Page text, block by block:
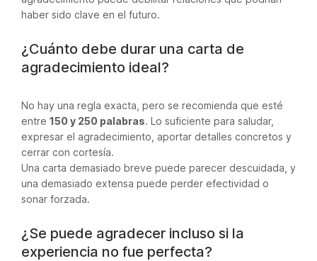
haber sido clave en el futuro.
¿Cuánto debe durar una carta de
agradecimiento ideal?
No hay una regla exacta, pero se recomienda que esté
entre 150 y 250 palabras. Lo suficiente para saludar,
expresar el agradecimiento, aportar detalles concretos y
cerrar con cortesía.
Una carta demasiado breve puede parecer descuidada, y
una demasiado extensa puede perder efectividad o
sonar forzada.
¿Se puede agradecer incluso si la
experiencia no fue perfecta?